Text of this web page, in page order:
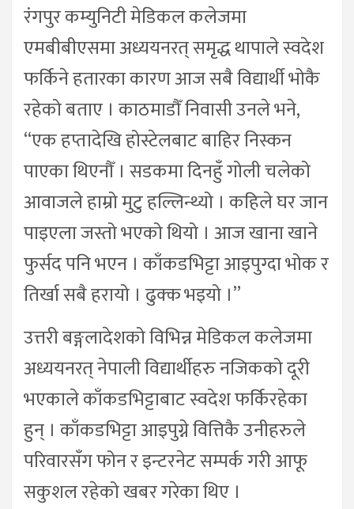
रंगपुर कम्युनिटी मेडिकल कलेजमा
एमबीबीएसमा अध्ययनरत् समृद्ध थापाले स्वदेश
फर्किने हतारका कारण आज सबै विद्यार्थी भोकै
रहेको बताए । काठमाडौँ निवासी उनले भने,
“एक हप्तादेखि होस्टेलबाट बाहिर निस्कन
पाएका थिएनौँ । सडकमा दिनहुँ गोली चलेको
आवाजले हाम्रो मुटु हल्लिन्थ्यो । कहिले घर जान
पाइएला जस्तो भएको थियो । आज खाना खाने
फुर्सद पनि भएन । काँकडभिट्टा आइपुग्दा भोक र
तिर्खा सबै हरायो । ढुक्क भइयो ।”
उत्तरी बङ्गलादेशको विभिन्न मेडिकल कलेजमा
अध्ययनरत् नेपाली विद्यार्थीहरु नजिकको दूरी
भएकाले काँकडभिट्टाबाट स्वदेश फर्किरहेका
हुन् । काँकडभिट्टा आइपुग्ने वित्तिकै उनीहरुले
परिवारसँग फोन र इन्टरनेट सम्पर्क गरी आफू
सकुशल रहेको खबर गरेका थिए ।